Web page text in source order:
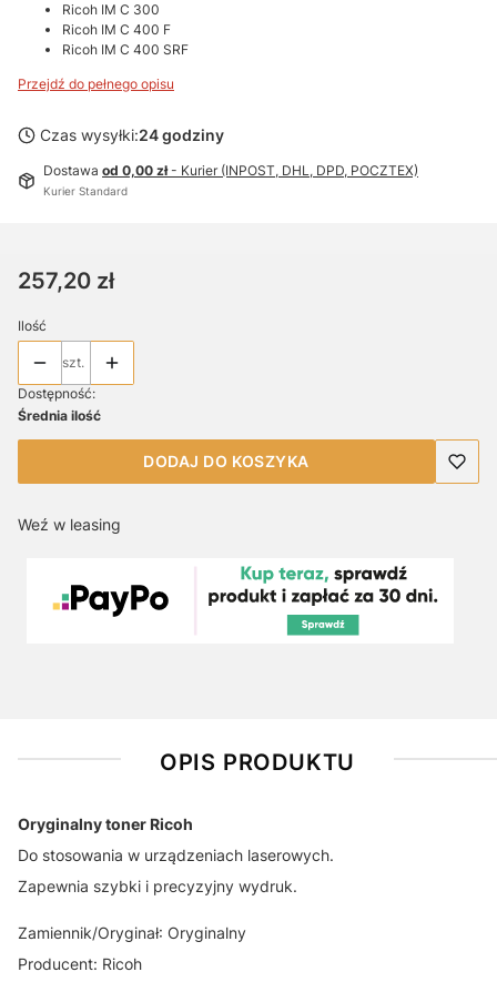
Ricoh IM C 300
Ricoh IM C 400 F
Ricoh IM C 400 SRF
Przejdź do pełnego opisu
Czas wysyłki:24 godziny
Dostawa od 0,00 zł- Kurier (INPOST, DHL, DPD, POCZTEX)
Kurier Standard
Cena
257,20 zł
Ilość
szt.
Dostępność:
Średnia ilość
DODAJ DO KOSZYKA
Weź w leasing
OPIS PRODUKTU
Oryginalny toner Ricoh
Do stosowania w urządzeniach laserowych.
Zapewnia szybki i precyzyjny wydruk.
Zamiennik/Oryginał: Oryginalny
Producent: Ricoh